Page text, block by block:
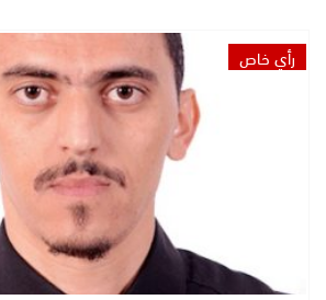
رأي خاص